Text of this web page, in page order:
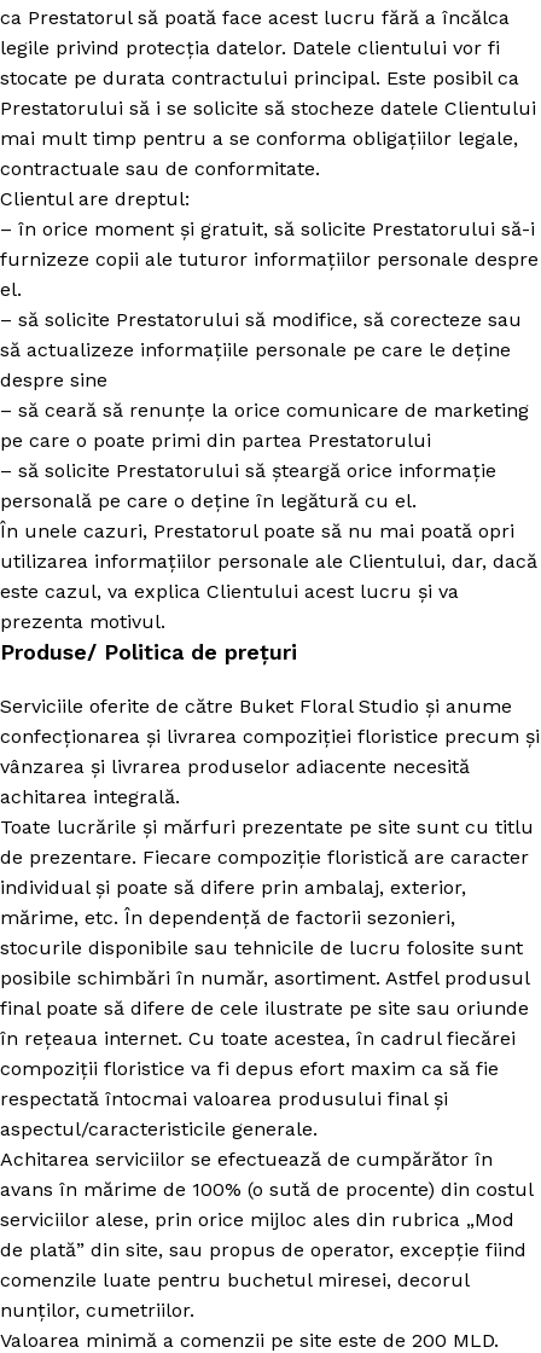
ca Prestatorul să poată face acest lucru fără a încălca
legile privind protecția datelor. Datele clientului vor fi
stocate pe durata contractului principal. Este posibil ca
Prestatorului să i se solicite să stocheze datele Clientului
mai mult timp pentru a se conforma obligațiilor legale,
contractuale sau de conformitate.
Clientul are dreptul:
– în orice moment și gratuit, să solicite Prestatorului să-i
furnizeze copii ale tuturor informațiilor personale despre
el.
– să solicite Prestatorului să modifice, să corecteze sau
să actualizeze informațiile personale pe care le deține
despre sine
– să ceară să renunțe la orice comunicare de marketing
pe care o poate primi din partea Prestatorului
– să solicite Prestatorului să șteargă orice informație
personală pe care o deține în legătură cu el.
În unele cazuri, Prestatorul poate să nu mai poată opri
utilizarea informațiilor personale ale Clientului, dar, dacă
este cazul, va explica Clientului acest lucru și va
prezenta motivul.
Produse/ Politica de prețuri
Serviciile oferite de către Buket Floral Studio și anume
confecționarea și livrarea compoziției floristice precum și
vânzarea și livrarea produselor adiacente necesită
achitarea integrală.
Toate lucrările și mărfuri prezentate pe site sunt cu titlu
de prezentare. Fiecare compoziție floristică are caracter
individual și poate să difere prin ambalaj, exterior,
mărime, etc. În dependență de factorii sezonieri,
stocurile disponibile sau tehnicile de lucru folosite sunt
posibile schimbări în număr, asortiment. Astfel produsul
final poate să difere de cele ilustrate pe site sau oriunde
în rețeaua internet. Cu toate acestea, în cadrul fiecărei
compoziții floristice va fi depus efort maxim ca să fie
respectată întocmai valoarea produsului final și
aspectul/caracteristicile generale.
Achitarea serviciilor se efectuează de cumpărător în
avans în mărime de 100% (o sută de procente) din costul
serviciilor alese, prin orice mijloc ales din rubrica „Mod
de plată” din site, sau propus de operator, excepție fiind
comenzile luate pentru buchetul miresei, decorul
nunților, cumetriilor.
Valoarea minimă a comenzii pe site este de 200 MLD.